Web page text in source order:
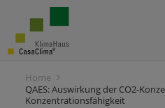
Home
QAES: Auswirkung der CO2-
Konzentrationsfähigkeit